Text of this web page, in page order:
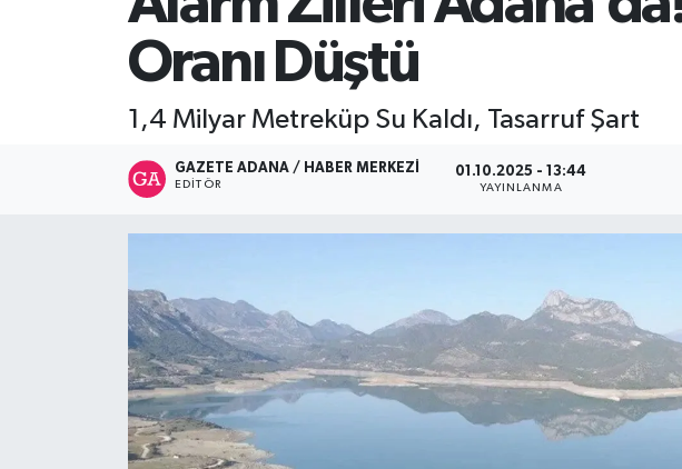
Oranı Düştü
1,4 Milyar Metreküp Su Kaldı, Tasarruf Şart
GAZETE ADANA / HABER MERKEZI
EDITÖR
01.10.2025 - 13:44
YAYINLANMA